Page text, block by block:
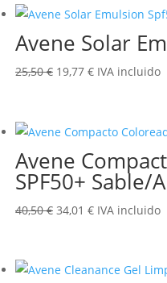
era:
25,50 €.
es:
19,77 €.
Avene Solar
25,50€ El
era:
25,50 €.
19,77 €El
es:
19,77 €.
IVA incluido
Avene
SPF50+ Sable/
40,50€ El
era:
34,01 €El
es:
IVA incluido